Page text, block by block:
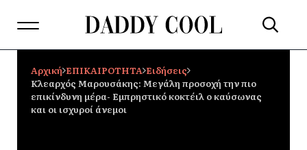
Αρχική ΕΠΙΚΑΙΡΟΤΗΤΑ Ειδήσεις
Κλεαρχός Μαρουσάκης: Μεγάλη προσοχή την πιο
επικίνδυνη μέρα- Εμπρηστικό κοκτέιλ ο καύσωνας
και οι ισχυροί άνεμοι